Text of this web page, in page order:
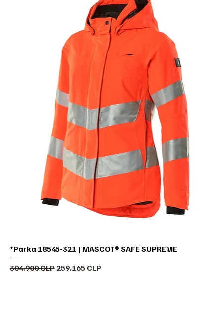
*Parka 18545-321 | MASCOT® SAFE SUPREME
Precio
304.900 CLP Precio de oferta
259.165 CLP